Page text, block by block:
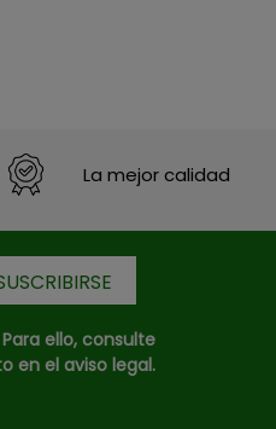
La mejor calidad
ello, consulte
en el aviso legal.